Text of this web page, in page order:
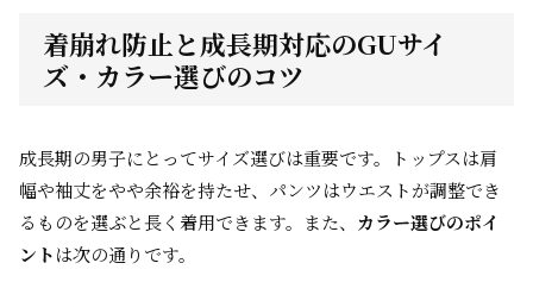
着崩れ防止と成長期対応のGUサイ
ズ・カラー選びのコツ
成長期の男子にとってサイズ選びは重要です。トップスは肩
幅や袖丈をやや余裕を持たせ、パンツはウエストが調整でき
るものを選ぶと長く着用できます。また、 カラー選びのポイ
ントは次の通りです。